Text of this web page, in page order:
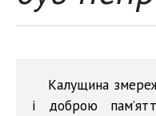
Калущина
і доброю